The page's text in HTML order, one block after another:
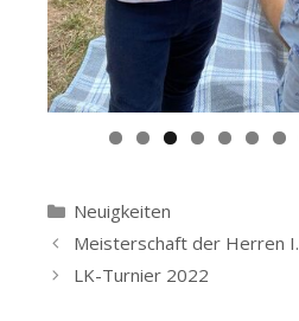
Kategorien
Neuigkeiten
Beitrags-
Navigation
Meisterschaft der Herren I.
LK-Turnier 2022